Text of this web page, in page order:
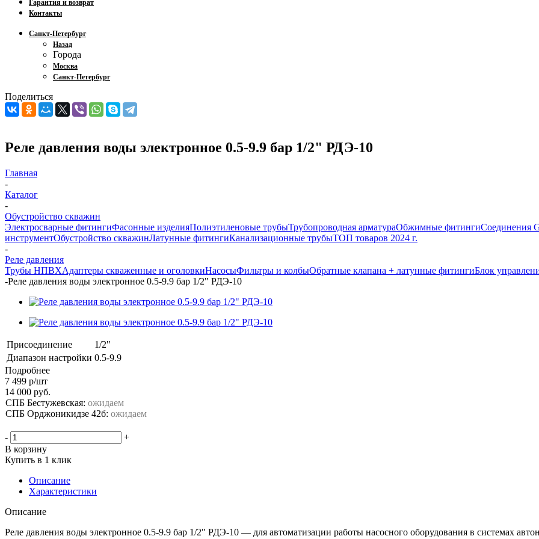
Гарантия и возврат
Контакты
Санкт-Петербург
Назад
Города
Москва
Санкт-Петербург
Поделиться
Реле давления воды электронное 0.5-9.9 бар 1/2" РДЭ-10
Главная
-
Каталог
-
Обустройство скважин
Электросварные фитингиФасонные изделияПолиэтиленовые трубыТрубопроводная арматураОбжимные фитингиСоединения
инструментОбустройство скважинЛатунные фитингиКанализационные трубыТОП товаров 2024 г.
-
Реле давления
Трубы НПВХАдаптеры скваженные и оголовкиНасосыФильтры и колбыОбратные клапана + латунные фитингиБлок
-Реле давления воды электронное 0.5-9.9 бар 1/2" РДЭ-10
Присоединение
1/2"
Диапазон настройки 0.5-9.9
Подробнее
7 499 р/шт
14 000 руб.
СПБ Бестужевская: ожидаем
СПБ Орджоникидзе 42б: ожидаем
-
+
В корзину
Купить в 1 клик
Описание
Характеристики
Описание
Реле давления воды электронное 0.5-9.9 бар 1/2" РДЭ-10 — для автоматизации работы насосного оборудования в системах